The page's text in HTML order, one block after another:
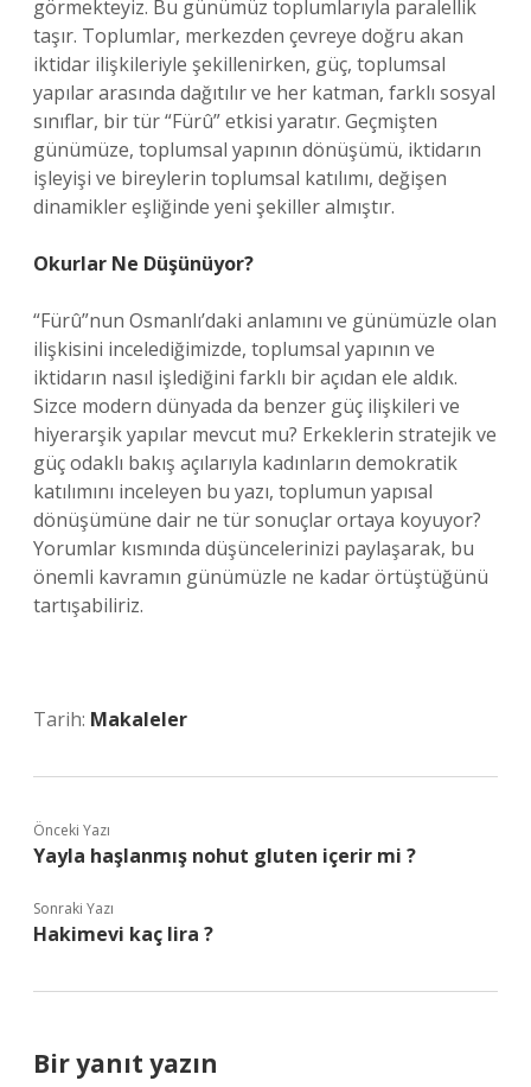
görmekteyiz. Bu günümüz toplumlarıyla paralellik
taşır. Toplumlar, merkezden çevreye doğru akan
iktidar ilişkileriyle şekillenirken, güç, toplumsal
yapılar arasında dağıtılır ve her katman, farklı sosyal
sınıflar, bir tür “Fürû” etkisi yaratır. Geçmişten
günümüze, toplumsal yapının dönüşümü, iktidarın
işleyişi ve bireylerin toplumsal katılımı, değişen
dinamikler eşliğinde yeni şekiller almıştır.
Okurlar Ne Düşünüyor?
“Fürû”nun Osmanlı’daki anlamını ve günümüzle olan
ilişkisini incelediğimizde, toplumsal yapının ve
iktidarın nasıl işlediğini farklı bir açıdan ele aldık.
Sizce modern dünyada da benzer güç ilişkileri ve
hiyerarşik yapılar mevcut mu? Erkeklerin stratejik ve
güç odaklı bakış açılarıyla kadınların demokratik
katılımını inceleyen bu yazı, toplumun yapısal
dönüşümüne dair ne tür sonuçlar ortaya koyuyor?
Yorumlar kısmında düşüncelerinizi paylaşarak, bu
önemli kavramın günümüzle ne kadar örtüştüğünü
tartışabiliriz.
Tarih: Makaleler
Önceki Yazı
Yayla haşlanmış nohut gluten içerir mi ?
Sonraki Yazı
Hakimevi kaç lira ?
Bir yanıt yazın